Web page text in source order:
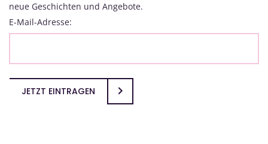
neue Geschichten und Angebote.
E-Mail-Adresse:
JETZT EINTRAGEN